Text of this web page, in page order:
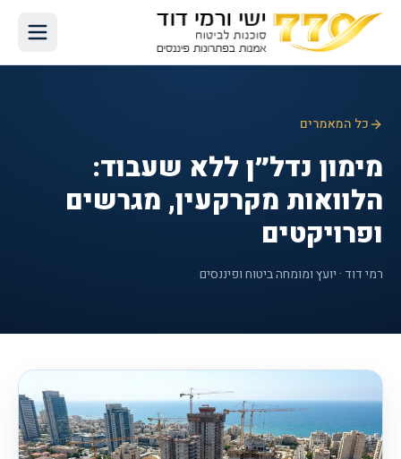
כל המאמרים
מימון נדל״ן ללא שעבוד:
הלוואות מקרקעין, מגרשים
ופרויקטים
רמי דוד · יועץ ומומחה ביטוח ופיננסים